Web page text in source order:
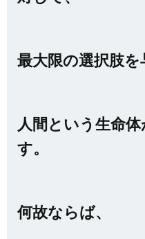
最大限の選択肢を
人間という生命
す。
何故ならば、